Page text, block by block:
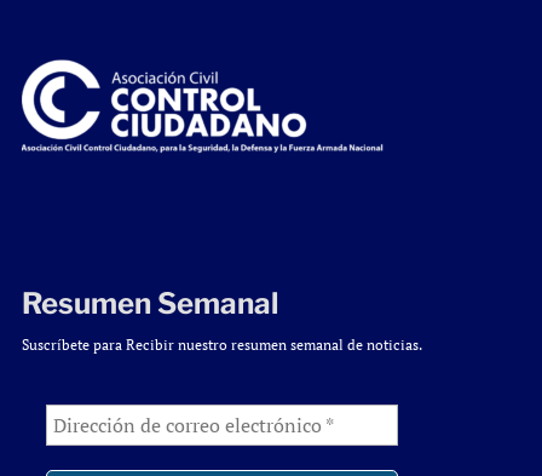
Resumen Semanal
Suscríbete para Recibir nuestro resumen semanal de noticias.